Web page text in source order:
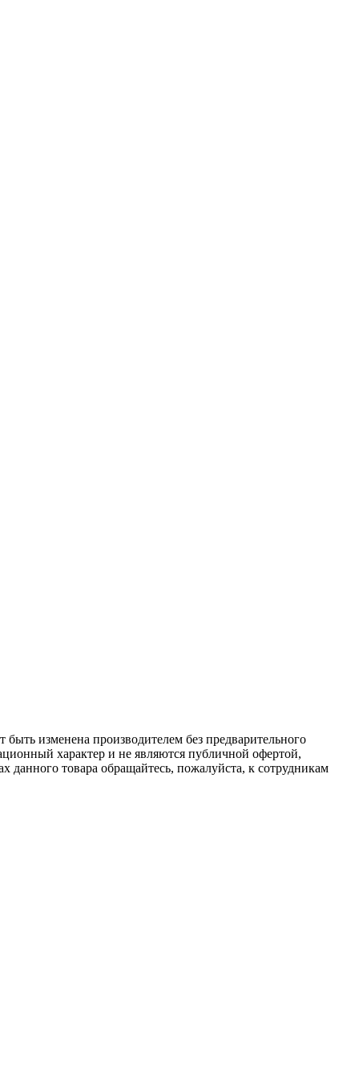
изменена производителем без предварительного
характер и не являются публичной офертой,
данного товара обращайтесь, пожалуйста, к сотрудникам